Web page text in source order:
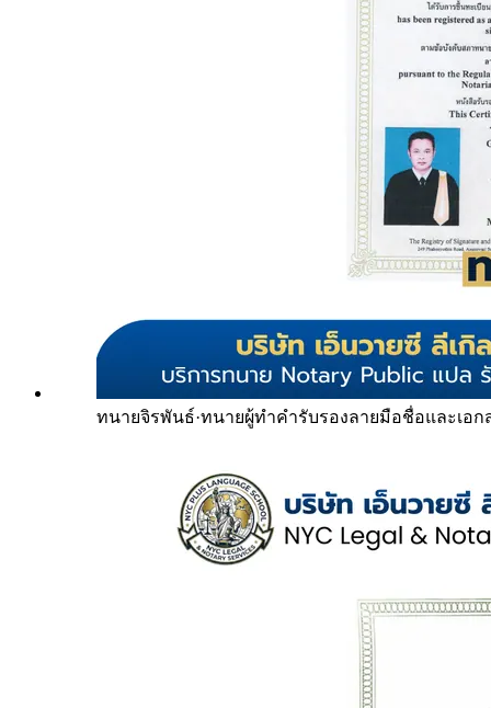
ทนายจิรพันธ์·ทนายผู้ทำคำรับรองลายมือชื่อและเอก